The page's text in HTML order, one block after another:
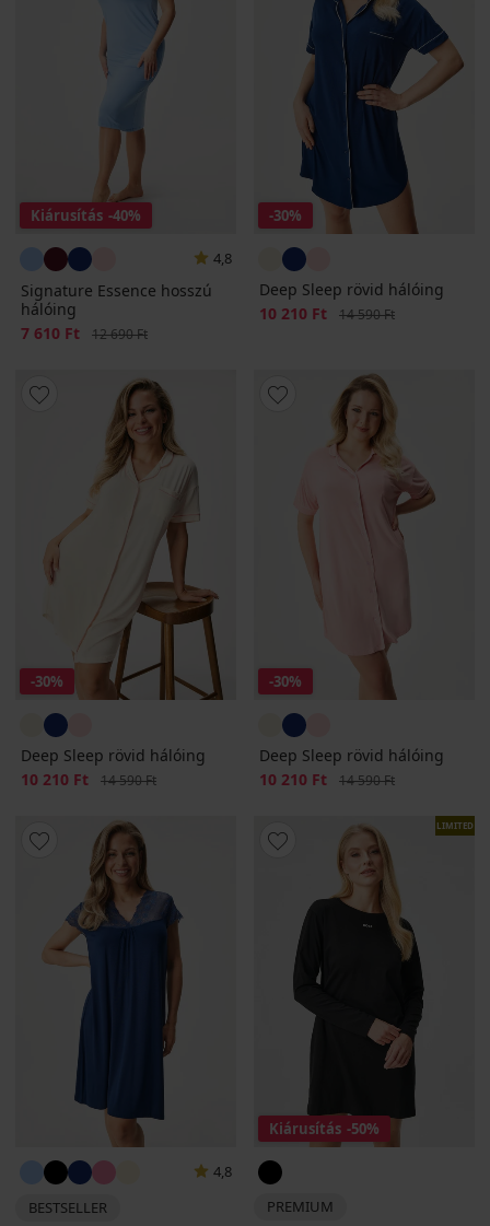
Kiárusítás -40%
4,8
Signature Essence hosszú
hálóing
Kedvezmény
7 610 Ft Eredeti ár
12 690 Ft
-30%
Deep Sleep rövid hálóing
Kedvezmény
10 210 Ft Eredeti ár
14 590 Ft
-30%
Deep Sleep rövid hálóing
Kedvezmény
10 210 Ft Eredeti ár
14 590 Ft
-30%
Deep Sleep rövid hálóing
Kedvezmény
10 210 Ft Eredeti ár
14 590 Ft
4,8
BESTSELLER
LIMITED
Kiárusítás -50%
PREMIUM